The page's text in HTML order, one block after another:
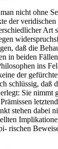
nicht ohne
der veridischen
Art
daß die
in beiden
ins
der
schlüssig, daß
Sie nimmt
stehen dabei
rischen